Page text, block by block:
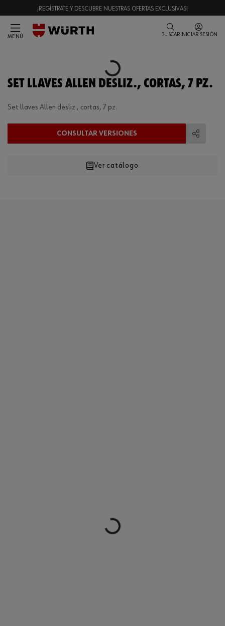
¡REGÍSTRATE Y DESCUBRE NUESTRAS OFERTAS EXCLUSIVAS!
MENÚ BUSCAR INICIAR SESIÓN
Loading...
SET LLAVES ALLEN DESLIZ., CORTAS, 7 PZ.
Set llaves Allen desliz., cortas, 7 pz.
CONSULTAR VERSIONES
Ver catálogo